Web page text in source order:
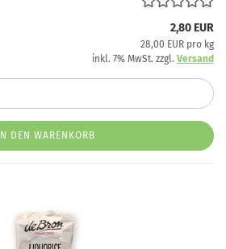
2,80 EUR
28,00 EUR pro kg
inkl. 7% MwSt. zzgl. Versand
IN DEN WARENKORB